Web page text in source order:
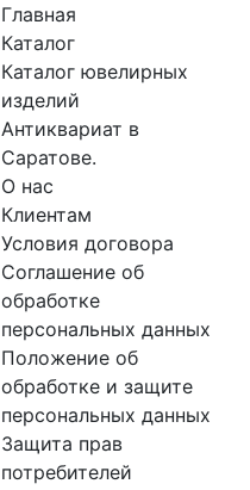
Главная
Каталог
Каталог ювелирных
изделий
Антиквариат в
Саратове.
О нас
Клиентам
Условия договора
Соглашение об
обработке
персональных данных
Положение об
обработке и защите
персональных данных
Защита прав
потребителей